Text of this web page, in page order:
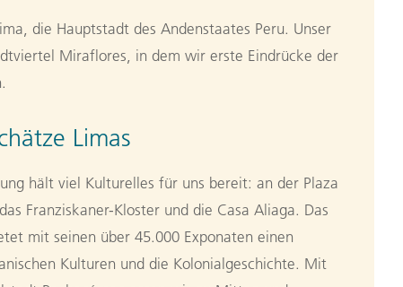
die Hauptstadt des Andenstaates Peru. Unser
Miraflores, in dem wir erste Eindrücke der
Limas
hält viel Kulturelles für uns bereit: an der Plaza
Franziskaner-Kloster und die Casa Aliaga. Das
mit seinen über 45.000 Exponaten einen
Kulturen und die Kolonialgeschichte. Mit